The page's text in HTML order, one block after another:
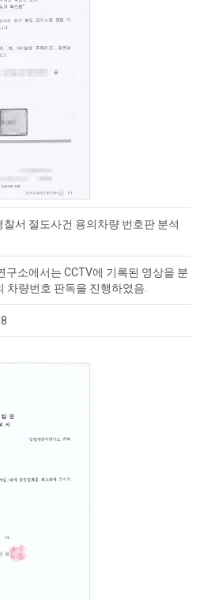
서 절도사건 용의차량 번호판 분석
구소에서는 CCTV에 기록된 영상을 분
차량번호 판독을 진행하였음.